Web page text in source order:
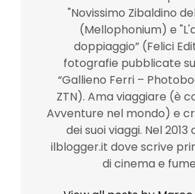
"Novissimo Zibaldino
(Mellophonium) e
doppiaggio” (Felici
fotografie pubblicate
“Gallieno Ferri –
ZTN). Ama viaggiare (è
Avventure nel mondo) e
dei suoi viaggi. Nel 2013
ilblogger.it dove scrive
di cinema e